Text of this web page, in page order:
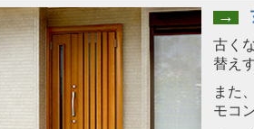
→
古く
替え
また
モコ